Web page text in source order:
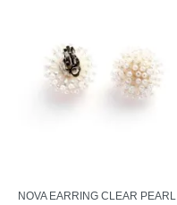
NOVA EARRING CLEAR PEARL